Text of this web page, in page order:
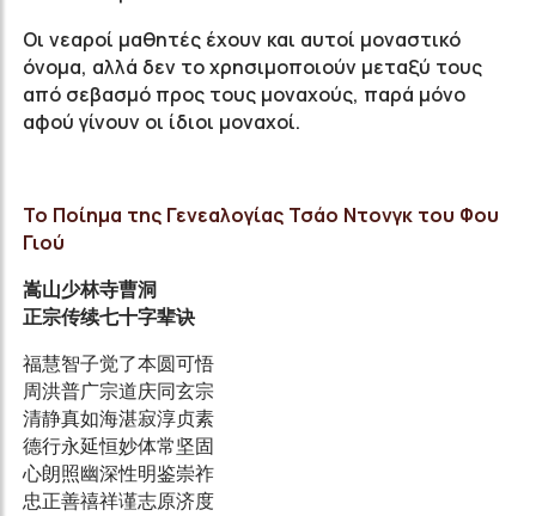
Οι νεαροί μαθητές έχουν και αυτοί μοναστικό
όνομα, αλλά δεν το χρησιμοποιούν μεταξύ τους
από σεβασμό προς τους μοναχούς, παρά μόνο
αφού γίνουν οι ίδιοι μοναχοί.
Το Ποίημα της Γενεαλογίας Τσάο Ντονγκ του Φου
Γιού
嵩山少林寺曹洞
正宗传续七十字辈诀
福慧智子觉了本圆可悟
周洪普广宗道庆同玄宗
清静真如海湛寂淳贞素
德行永延恒妙体常坚固
心朗照幽深性明鉴崇祚
忠正善禧祥谨志原济度